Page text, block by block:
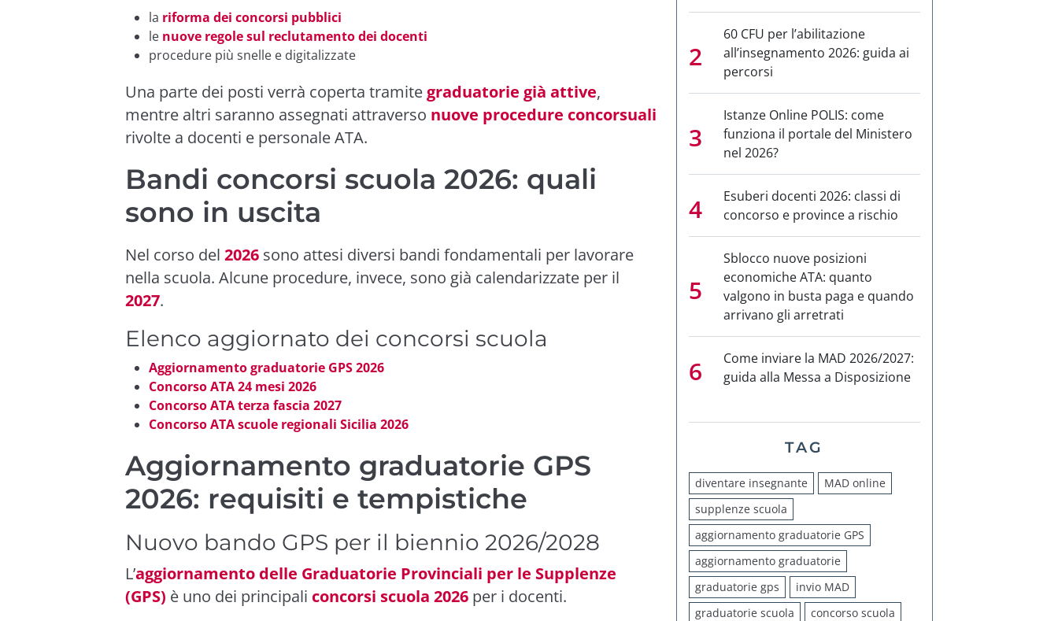
la riforma dei concorsi pubblici
le nuove regole sul reclutamento dei docenti
procedure più snelle e digitalizzate
Una parte dei posti verrà coperta tramite graduatorie già attive,
mentre altri saranno assegnati attraverso nuove procedure concorsuali
rivolte a docenti e personale ATA.
Bandi concorsi scuola 2026: quali
sono in uscita
Nel corso del 2026 sono attesi diversi bandi fondamentali per lavorare
nella scuola. Alcune procedure, invece, sono già calendarizzate per il
2027.
Elenco aggiornato dei concorsi scuola
Aggiornamento graduatorie GPS 2026
Concorso ATA 24 mesi 2026
Concorso ATA terza fascia 2027
Concorso ATA scuole regionali Sicilia 2026
Aggiornamento graduatorie GPS
2026: requisiti e tempistiche
Nuovo bando GPS per il biennio 2026/2028
L’aggiornamento delle Graduatorie Provinciali per le Supplenze
(GPS) è uno dei principali concorsi scuola 2026 per i docenti.
60 CFU per l’abilitazione
all’insegnamento 2026: guida ai
percorsi
Istanze Online POLIS: come
funziona il portale del Ministero
nel 2026?
Esuberi docenti 2026: classi di
concorso e province a rischio
Sblocco nuove posizioni
economiche ATA: quanto
valgono in busta paga e quando
arrivano gli arretrati
Come inviare la MAD 2026/2027:
guida alla Messa a Disposizione
TAG
diventare insegnante
MAD online
supplenze scuola
aggiornamento graduatorie GPS
aggiornamento graduatorie
graduatorie gps
invio MAD
graduatorie scuola
concorso scuola